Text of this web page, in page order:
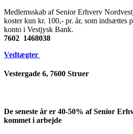
Medlemsskab af Senior Erhverv
koster kun kr. 100,- pr. år, som indsættes
konto i Vestjysk Bank.
7602 1468038
Vedtægter
Vestergade 6, 7600 Struer
De seneste år er 40-50% af Senior
kommet i arbejde